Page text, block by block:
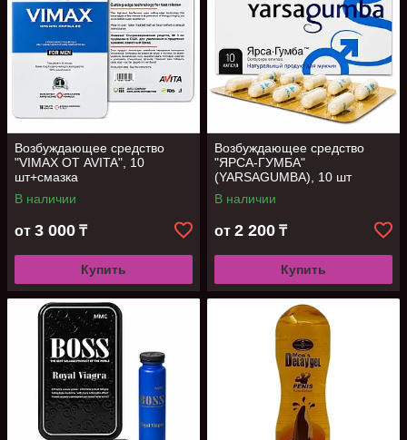
Возбуждающее средство
"VIMAX ОТ AVITA", 10
шт+смазка
В наличии
от 3 000 ₸
Купить
Возбуждающее средство
"ЯРСА-ГУМБА"
(YARSAGUMBA), 10 шт
В наличии
от 2 200 ₸
Купить